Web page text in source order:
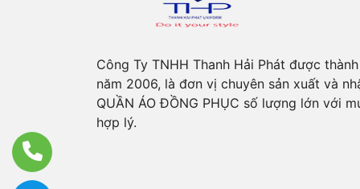
Công Ty TNHH Thanh Hải Phát được
năm 2006, là đơn vị chuyên sản xuất và
QUẦN ÁO ĐỒNG PHỤC số lượng lớn với
hợp lý.